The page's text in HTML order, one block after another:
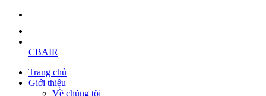
CBAIR
Trang chủ
Giới thiệu
Về chúng tôi